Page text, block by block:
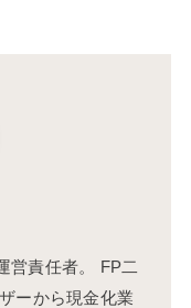
営責任者。 FP二
ーから現金化業